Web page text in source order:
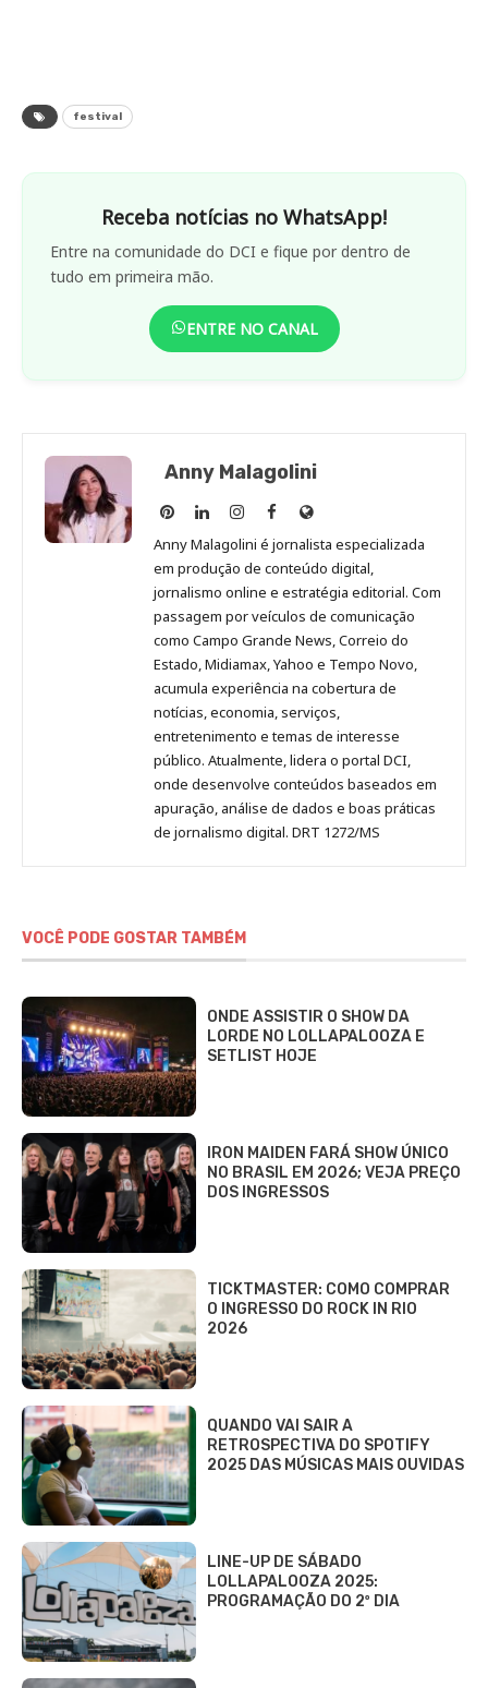
festival
Receba notícias no WhatsApp!
Entre na comunidade do DCI e fique por dentro de
tudo em primeira mão.
ENTRE NO CANAL
Anny Malagolini
Anny
Malagolini
no
Pinterest
Anny
Malagolini
no
LinkedIn
Anny
Malagolini
no
Instagram
Anny
Malagolini
no
Facebook
Site
de
Anny
Malagolini
Anny Malagolini é jornalista especializada
em produção de conteúdo digital,
jornalismo online e estratégia editorial. Com
passagem por veículos de comunicação
como Campo Grande News, Correio do
Estado, Midiamax, Yahoo e Tempo Novo,
acumula experiência na cobertura de
notícias, economia, serviços,
entretenimento e temas de interesse
público. Atualmente, lidera o portal DCI,
onde desenvolve conteúdos baseados em
apuração, análise de dados e boas práticas
de jornalismo digital. DRT 1272/MS
VOCÊ PODE GOSTAR TAMBÉM
ONDE ASSISTIR O SHOW DA
LORDE NO LOLLAPALOOZA E
SETLIST HOJE
IRON MAIDEN FARÁ SHOW ÚNICO
NO BRASIL EM 2026; VEJA PREÇO
DOS INGRESSOS
TICKTMASTER: COMO COMPRAR
O INGRESSO DO ROCK IN RIO
2026
QUANDO VAI SAIR A
RETROSPECTIVA DO SPOTIFY
2025 DAS MÚSICAS MAIS OUVIDAS
LINE-UP DE SÁBADO
LOLLAPALOOZA 2025:
PROGRAMAÇÃO DO 2º DIA